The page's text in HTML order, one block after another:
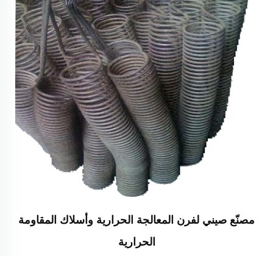
مصنّع صيني لفرن المعالجة الحرارية وأسلاك المقاومة
الحرارية